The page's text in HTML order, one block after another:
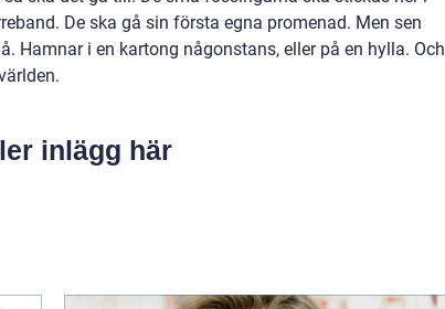
De ska gå sin första egna promenad. Men sen
Hamnar i en kartong någonstans, eller på en hylla. Och
inlägg här